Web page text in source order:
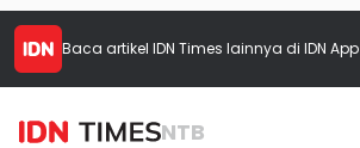
Baca artikel IDN Times lainnya di IDN App
NTB